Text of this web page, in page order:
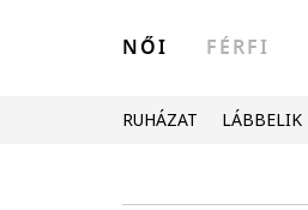
NŐI FÉRFI
RUHÁZAT LÁBBELIK